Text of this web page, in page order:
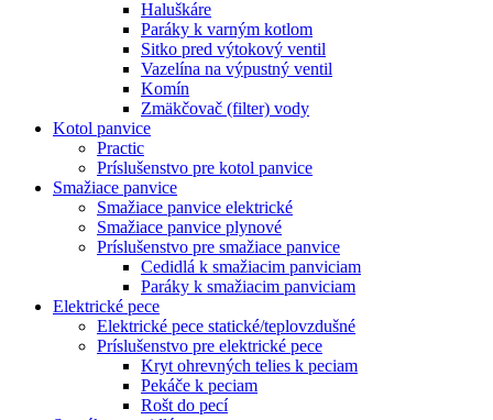
Haluškáre
Paráky k varným kotlom
Sitko pred výtokový ventil
Vazelína na výpustný ventil
Komín
Zmäkčovač (filter) vody
Kotol panvice
Practic
Príslušenstvo pre kotol panvice
Smažiace panvice
Smažiace panvice elektrické
Smažiace panvice plynové
Príslušenstvo pre smažiace panvice
Cedidlá k smažiacim panviciam
Paráky k smažiacim panviciam
Elektrické pece
Elektrické pece statické/teplovzdušné
Príslušenstvo pre elektrické pece
Kryt ohrevných telies k peciam
Pekáče k peciam
Rošt do pecí